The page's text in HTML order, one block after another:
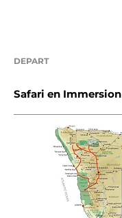
DEPART
Safari en Immersion